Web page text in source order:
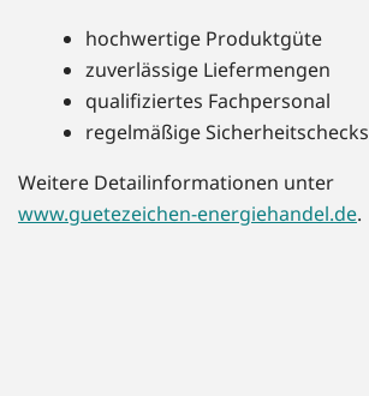
hochwertige Produktgüte
zuverlässige Liefermengen
qualifiziertes Fachpersonal
regelmäßige Sicherheitschecks
Weitere Detailinformationen unter
www.guetezeichen-energiehandel.de.